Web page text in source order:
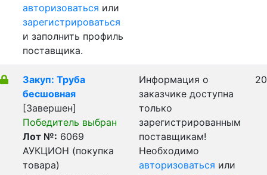
авторизоваться или
зарегистрироваться
и заполнить профиль
поставщика.
Закуп: Труба
бесшовная
[Завершен]
Победитель выбран
Лот №: 6069
АУКЦИОН (покупка
товара)
Информация о
заказчике доступна
только
зарегистрированным
поставщикам!
Необходимо
авторизоваться или